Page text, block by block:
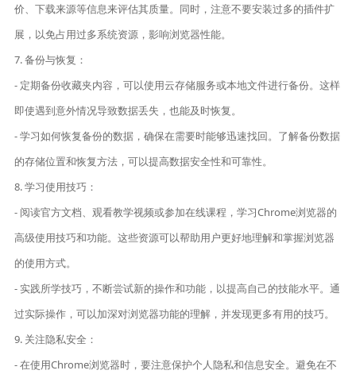
价、下载来源等信息来评估其质量。同时，注意不要安装过多的插件扩
展，以免占用过多系统资源，影响浏览器性能。
7. 备份与恢复：
- 定期备份收藏夹内容，可以使用云存储服务或本地文件进行备份。这样
即使遇到意外情况导致数据丢失，也能及时恢复。
- 学习如何恢复备份的数据，确保在需要时能够迅速找回。了解备份数据
的存储位置和恢复方法，可以提高数据安全性和可靠性。
8. 学习使用技巧：
- 阅读官方文档、观看教学视频或参加在线课程，学习Chrome浏览器的
高级使用技巧和功能。这些资源可以帮助用户更好地理解和掌握浏览器
的使用方式。
- 实践所学技巧，不断尝试新的操作和功能，以提高自己的技能水平。通
过实际操作，可以加深对浏览器功能的理解，并发现更多有用的技巧。
9. 关注隐私安全：
- 在使用Chrome浏览器时，要注意保护个人隐私和信息安全。避免在不